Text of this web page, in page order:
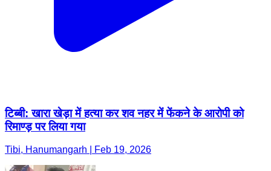
टिब्बी: खारा खेड़ा में हत्या कर शव नहर में फेंकने के आरोपी को
रिमाण्ड़ पर लिया गया
Tibi, Hanumangarh | Feb 19, 2026